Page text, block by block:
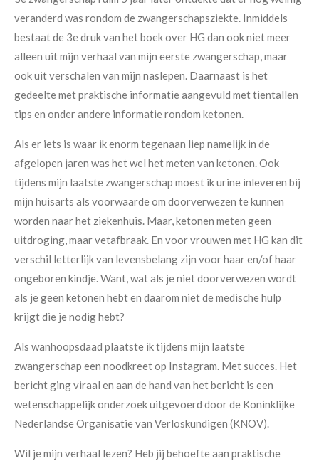
veranderd was rondom de zwangerschapsziekte. Inmiddels
bestaat de 3e druk van het boek over HG dan ook niet meer
alleen uit mijn verhaal van mijn eerste zwangerschap, maar
ook uit verschalen van mijn naslepen. Daarnaast is het
gedeelte met praktische informatie aangevuld met tientallen
tips en onder andere informatie rondom ketonen.
Als er iets is waar ik enorm tegenaan liep namelijk in de
afgelopen jaren was het wel het meten van ketonen. Ook
tijdens mijn laatste zwangerschap moest ik urine inleveren bij
mijn huisarts als voorwaarde om doorverwezen te kunnen
worden naar het ziekenhuis. Maar, ketonen meten geen
uitdroging, maar vetafbraak. En voor vrouwen met HG kan dit
verschil letterlijk van levensbelang zijn voor haar en/of haar
ongeboren kindje. Want, wat als je niet doorverwezen wordt
als je geen ketonen hebt en daarom niet de medische hulp
krijgt die je nodig hebt?
Als wanhoopsdaad plaatste ik tijdens mijn laatste
zwangerschap een noodkreet op Instagram. Met succes. Het
bericht ging viraal en aan de hand van het bericht is een
wetenschappelijk onderzoek uitgevoerd door de Koninklijke
Nederlandse Organisatie van Verloskundigen (KNOV).
Wil je mijn verhaal lezen? Heb jij behoefte aan praktische